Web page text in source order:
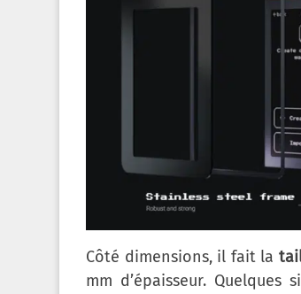
Côté dimensions, il fait la
mm d’épaisseur.